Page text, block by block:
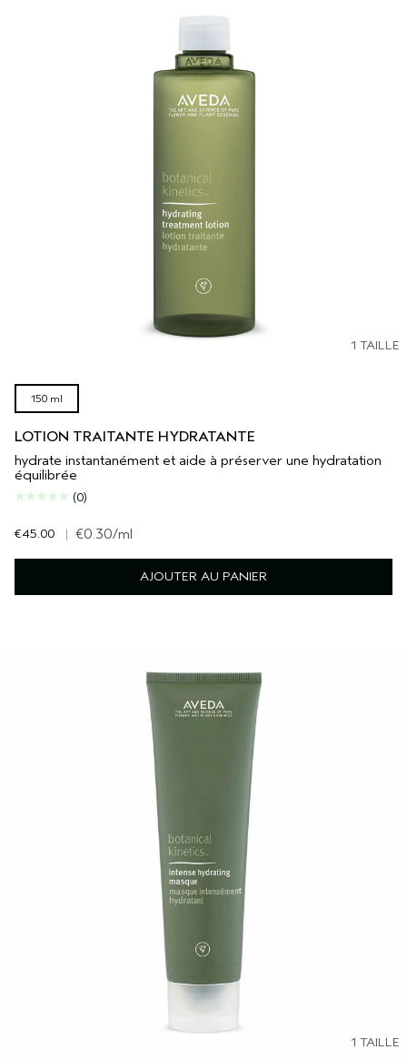
1 TAILLE
150 ml
LOTION TRAITANTE HYDRATANTE
hydrate instantanément et aide à préserver une hydratation
équilibrée
(0)
€45.00 | €0.30/ml
AJOUTER AU PANIER
1 TAILLE